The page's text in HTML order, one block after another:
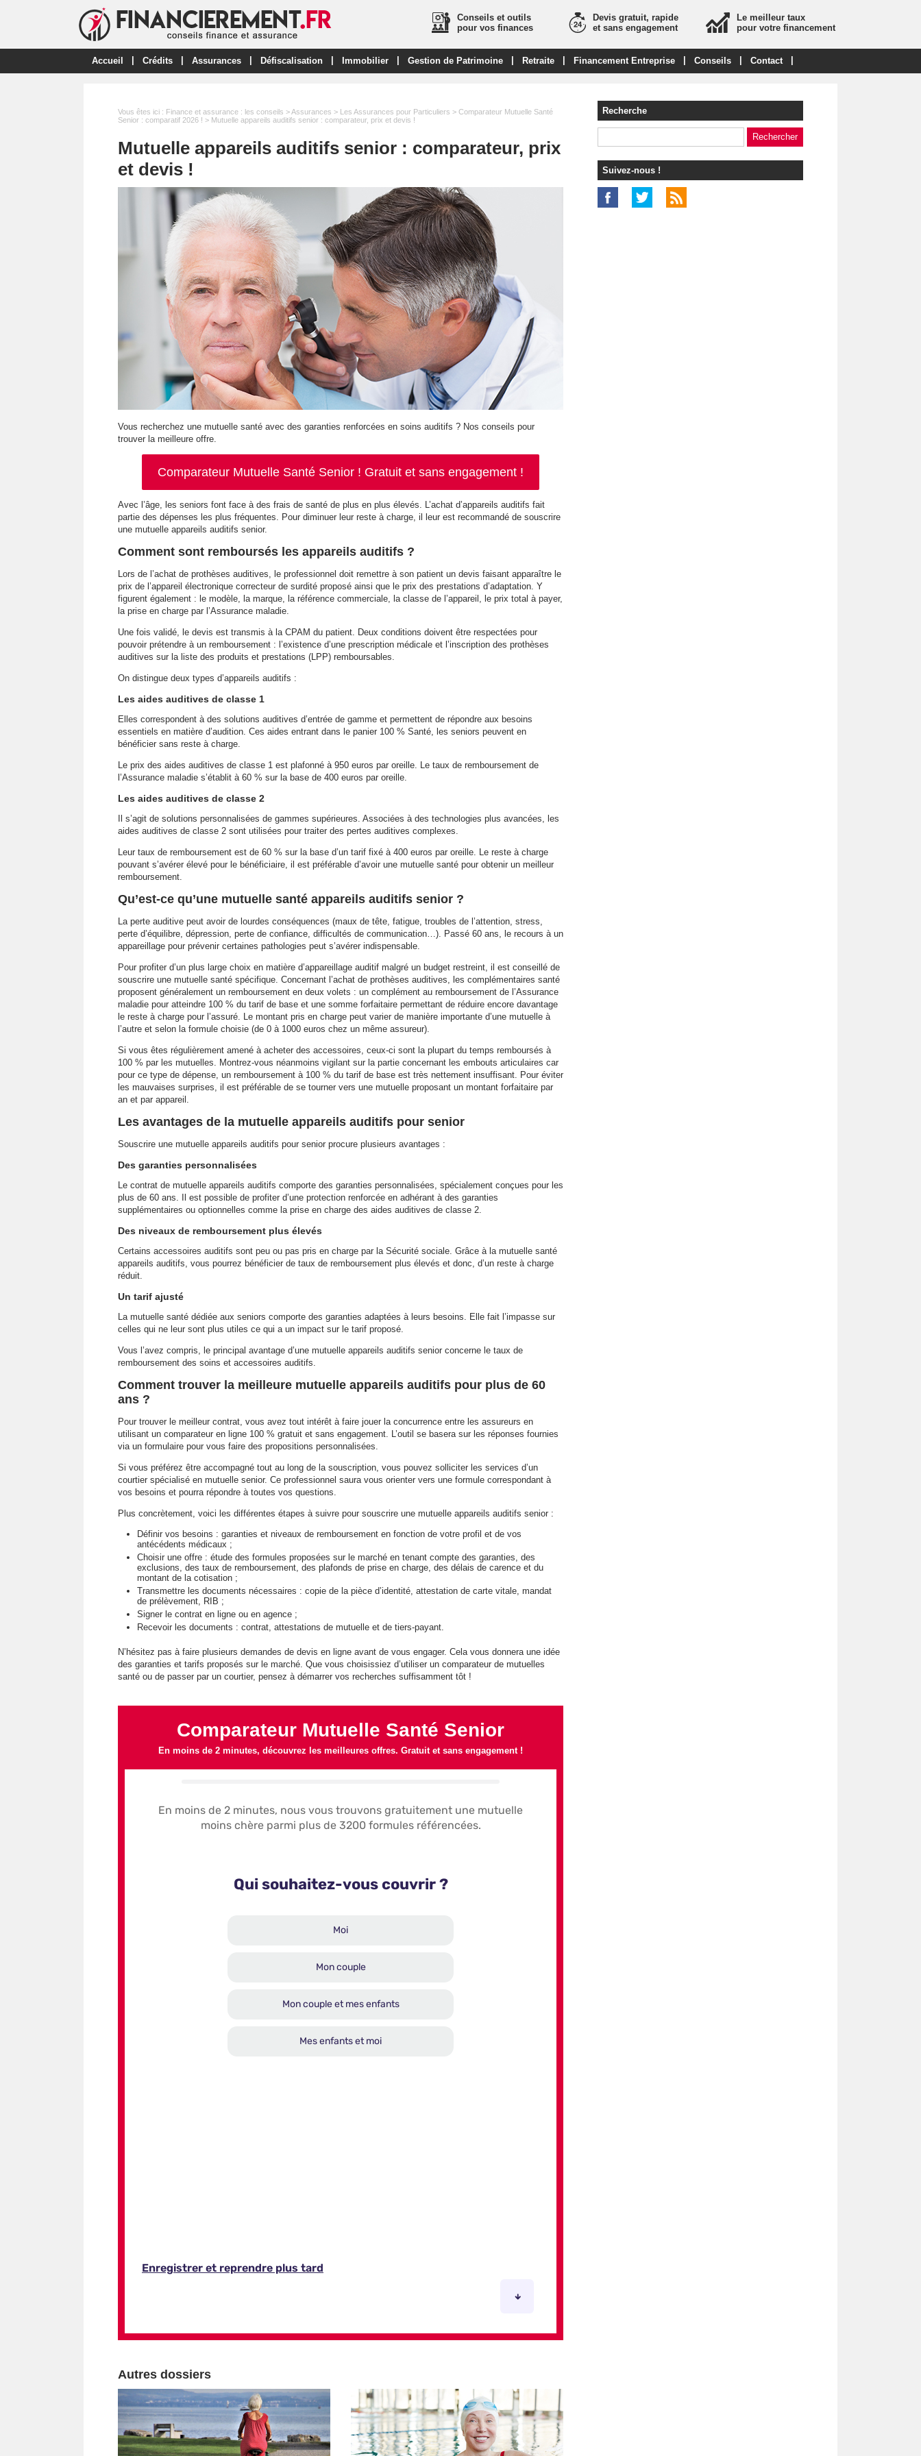
Le meilleur taux
pour votre financement
Conseils et outils
pour vos finances
Devis gratuit, rapide
et sans engagement
Accueil Crédits Assurances Défiscalisation Immobilier Gestion de Patrimoine Retraite Financement Entreprise Conseils Contact
Vous êtes ici : Finance et assurance : les conseils >Assurances > Les Assurances pour Particuliers > Comparateur Mutuelle Santé
Senior : comparatif 2026 ! > Mutuelle appareils auditifs senior : comparateur, prix et devis !
Mutuelle appareils auditifs senior : comparateur, prix
et devis !
Vous recherchez une mutuelle santé avec des garanties renforcées en soins auditifs ? Nos conseils pour
trouver la meilleure offre.
Comparateur Mutuelle Santé Senior ! Gratuit et sans engagement !
Avec l’âge, les seniors font face à des frais de santé de plus en plus élevés. L’achat d’appareils auditifs fait
partie des dépenses les plus fréquentes. Pour diminuer leur reste à charge, il leur est recommandé de souscrire
une mutuelle appareils auditifs senior.
Comment sont remboursés les appareils auditifs ?
Lors de l’achat de prothèses auditives, le professionnel doit remettre à son patient un devis faisant apparaître le
prix de l’appareil électronique correcteur de surdité proposé ainsi que le prix des prestations d’adaptation. Y
figurent également : le modèle, la marque, la référence commerciale, la classe de l’appareil, le prix total à payer,
la prise en charge par l’Assurance maladie.
Une fois validé, le devis est transmis à la CPAM du patient. Deux conditions doivent être respectées pour
pouvoir prétendre à un remboursement : l’existence d’une prescription médicale et l’inscription des prothèses
auditives sur la liste des produits et prestations (LPP) remboursables.
On distingue deux types d’appareils auditifs :
Les aides auditives de classe 1
Elles correspondent à des solutions auditives d’entrée de gamme et permettent de répondre aux besoins
essentiels en matière d’audition. Ces aides entrant dans le panier 100 % Santé, les seniors peuvent en
bénéficier sans reste à charge.
Le prix des aides auditives de classe 1 est plafonné à 950 euros par oreille. Le taux de remboursement de
l’Assurance maladie s’établit à 60 % sur la base de 400 euros par oreille.
Les aides auditives de classe 2
Il s’agit de solutions personnalisées de gammes supérieures. Associées à des technologies plus avancées, les
aides auditives de classe 2 sont utilisées pour traiter des pertes auditives complexes.
Leur taux de remboursement est de 60 % sur la base d’un tarif fixé à 400 euros par oreille. Le reste à charge
pouvant s’avérer élevé pour le bénéficiaire, il est préférable d’avoir une mutuelle santé pour obtenir un meilleur
remboursement.
Qu’est-ce qu’une mutuelle santé appareils auditifs senior ?
La perte auditive peut avoir de lourdes conséquences (maux de tête, fatigue, troubles de l’attention, stress,
perte d’équilibre, dépression, perte de confiance, difficultés de communication…). Passé 60 ans, le recours à un
appareillage pour prévenir certaines pathologies peut s’avérer indispensable.
Pour profiter d’un plus large choix en matière d’appareillage auditif malgré un budget restreint, il est conseillé de
souscrire une mutuelle santé spécifique. Concernant l’achat de prothèses auditives, les complémentaires santé
proposent généralement un remboursement en deux volets : un complément au remboursement de l’Assurance
maladie pour atteindre 100 % du tarif de base et une somme forfaitaire permettant de réduire encore davantage
le reste à charge pour l’assuré. Le montant pris en charge peut varier de manière importante d’une mutuelle à
l’autre et selon la formule choisie (de 0 à 1000 euros chez un même assureur).
Si vous êtes régulièrement amené à acheter des accessoires, ceux-ci sont la plupart du temps remboursés à
100 % par les mutuelles. Montrez-vous néanmoins vigilant sur la partie concernant les embouts articulaires car
pour ce type de dépense, un remboursement à 100 % du tarif de base est très nettement insuffisant. Pour éviter
les mauvaises surprises, il est préférable de se tourner vers une mutuelle proposant un montant forfaitaire par
an et par appareil.
Les avantages de la mutuelle appareils auditifs pour senior
Souscrire une mutuelle appareils auditifs pour senior procure plusieurs avantages :
Des garanties personnalisées
Le contrat de mutuelle appareils auditifs comporte des garanties personnalisées, spécialement conçues pour les
plus de 60 ans. Il est possible de profiter d’une protection renforcée en adhérant à des garanties
supplémentaires ou optionnelles comme la prise en charge des aides auditives de classe 2.
Des niveaux de remboursement plus élevés
Certains accessoires auditifs sont peu ou pas pris en charge par la Sécurité sociale. Grâce à la mutuelle santé
appareils auditifs, vous pourrez bénéficier de taux de remboursement plus élevés et donc, d’un reste à charge
réduit.
Un tarif ajusté
La mutuelle santé dédiée aux seniors comporte des garanties adaptées à leurs besoins. Elle fait l’impasse sur
celles qui ne leur sont plus utiles ce qui a un impact sur le tarif proposé.
Vous l’avez compris, le principal avantage d’une mutuelle appareils auditifs senior concerne le taux de
remboursement des soins et accessoires auditifs.
Comment trouver la meilleure mutuelle appareils auditifs pour plus de 60
ans ?
Pour trouver le meilleur contrat, vous avez tout intérêt à faire jouer la concurrence entre les assureurs en
utilisant un comparateur en ligne 100 % gratuit et sans engagement. L’outil se basera sur les réponses fournies
via un formulaire pour vous faire des propositions personnalisées.
Si vous préférez être accompagné tout au long de la souscription, vous pouvez solliciter les services d’un
courtier spécialisé en mutuelle senior. Ce professionnel saura vous orienter vers une formule correspondant à
vos besoins et pourra répondre à toutes vos questions.
Plus concrètement, voici les différentes étapes à suivre pour souscrire une mutuelle appareils auditifs senior :
Définir vos besoins : garanties et niveaux de remboursement en fonction de votre profil et de vos
antécédents médicaux ;
Choisir une offre : étude des formules proposées sur le marché en tenant compte des garanties, des
exclusions, des taux de remboursement, des plafonds de prise en charge, des délais de carence et du
montant de la cotisation ;
Transmettre les documents nécessaires : copie de la pièce d’identité, attestation de carte vitale, mandat
de prélèvement, RIB ;
Signer le contrat en ligne ou en agence ;
Recevoir les documents : contrat, attestations de mutuelle et de tiers-payant.
N’hésitez pas à faire plusieurs demandes de devis en ligne avant de vous engager. Cela vous donnera une idée
des garanties et tarifs proposés sur le marché. Que vous choisissiez d’utiliser un comparateur de mutuelles
santé ou de passer par un courtier, pensez à démarrer vos recherches suffisamment tôt !
Comparateur Mutuelle Santé Senior
En moins de 2 minutes, découvrez les meilleures offres. Gratuit et sans engagement !
Autres dossiers
Recherche
Suivez-nous !